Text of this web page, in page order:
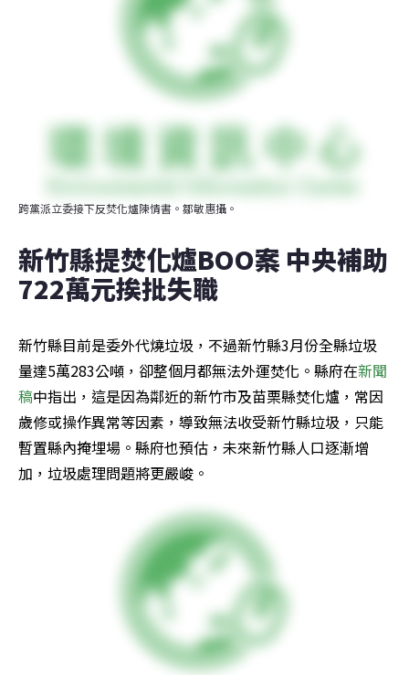
跨黨派立委接下反焚化爐陳情書。鄒敏惠攝。
新竹縣提焚化爐BOO案 中央補助
722萬元挨批失職
新竹縣目前是委外代燒垃圾，不過新竹縣3月份全縣垃圾
量達5萬283公噸，卻整個月都無法外運焚化。縣府在新聞
稿中指出，這是因為鄰近的新竹市及苗栗縣焚化爐，常因
歲修或操作異常等因素，導致無法收受新竹縣垃圾，只能
暫置縣內掩埋場。縣府也預估，未來新竹縣人口逐漸增
加，垃圾處理問題將更嚴峻。